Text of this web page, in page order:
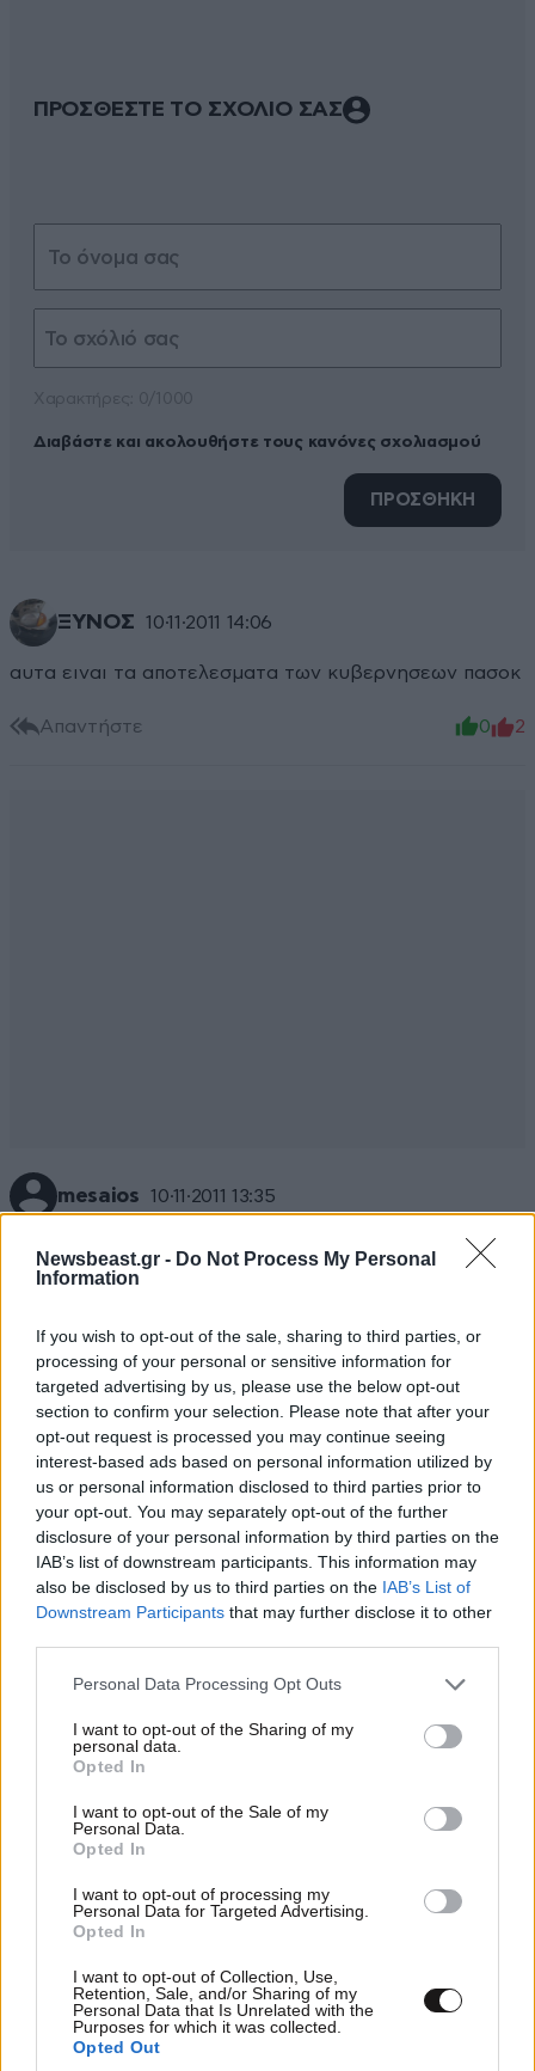
Newsbeast.gr - Do Not Process My Personal
Information
If you wish to opt-out of the sale, sharing to third parties, or
processing of your personal or sensitive information for
targeted advertising by us, please use the below opt-out
section to confirm your selection. Please note that after your
opt-out request is processed you may continue seeing
interest-based ads based on personal information utilized by
us or personal information disclosed to third parties prior to
your opt-out. You may separately opt-out of the further
disclosure of your personal information by third parties on the
IAB’s list of downstream participants. This information may
also be disclosed by us to third parties on the IAB’s List of
Downstream Participants that may further disclose it to other
Please note that this website/app uses one or more Google
not limited to your visit or usage behaviour. You may click to
grant or deny consent to Google and its third-party tags to
use your data for below specified purposes in below Google
consent section.
Personal Data Processing Opt Outs
I want to opt-out of the Sharing of my
personal data.
Opted In
I want to opt-out of the Sale of my
Personal Data.
Opted In
I want to opt-out of processing my
Personal Data for Targeted Advertising.
Opted In
I want to opt-out of Collection, Use,
Retention, Sale, and/or Sharing of my
Personal Data that Is Unrelated with the
Purposes for which it was collected.
Opted Out
ΠΡΟΣΘΕΣΤΕ ΤΟ ΣΧΟΛΙΟ ΣΑΣ
Διαβάστε και ακολουθήστε τους κανόνες σχολιασμού
ΠΡΟΣΘΗΚΗ
ΞΥΝΟΣ 10·11·2011 14:06
αυτα ειναι τα αποτελεσματα των κυβερνησεων πασοκ
Απαντήστε 0 2
mesaios 10·11·2011 13:35
Θεωρώ ότι το κράτος,η κυβέρνηση πρέπει πια να
οργανώσουν συσίτια σε μεγάλους χώρους δουλειάς
Δήμους,σχολεία, ΚΑΠΗ, μεγάλες πλατείες.Η
πλειονότητα των μισθών δεν φτάνει πια ούτε για τα
απαραίτητα.
Απαντήστε
TRENDING
Σαν σήμερα 6 Αυγούστου: Πεθαίνει η Ρίτα
Σακελλαρίου, η λαϊκή ντίβα που έκανε τη ζωή
της τραγούδι